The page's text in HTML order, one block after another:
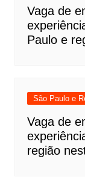
Vaga de
Paulo e
São Paulo e
Vaga de
região